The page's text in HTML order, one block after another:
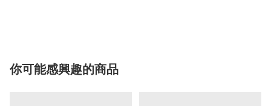
你可能感興趣的商品